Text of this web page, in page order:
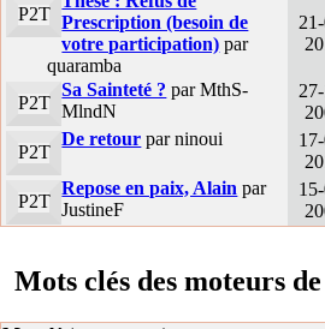
P2T Prescription (besoin de
votre participation) par
quaramba
P2T
Sa Sainteté ? par MthS-
MlndN
P2T
De retour par ninoui
P2T
Repose en paix, Alain par
JustineF
Mots clés des moteurs